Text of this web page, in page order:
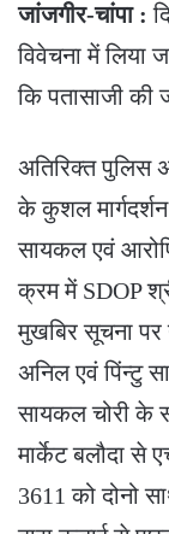
जांजगीर-चांपा :
विवेचना में लिया
कि पतासाजी की
अतिरिक्त पुलिस
के कुशल मार्गदर्शन
सायकल एवं
क्रम में SDOP
मुखबिर सूचना पर
अनिल एवं पिंन्टु
सायकल चोरी के
मार्केट बलौदा
3611 को दोनो